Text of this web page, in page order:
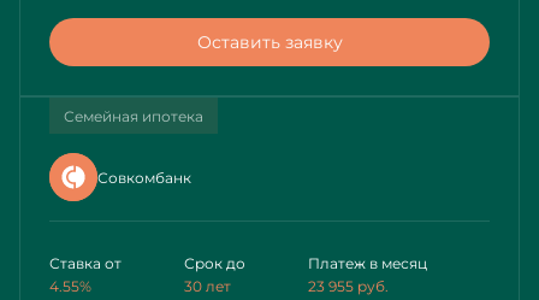
Оставить заявку
Семейная ипотека
Совкомбанк
Ставка от
4.55%
Срок до
30 лет
Платеж в месяц
23 955 руб.